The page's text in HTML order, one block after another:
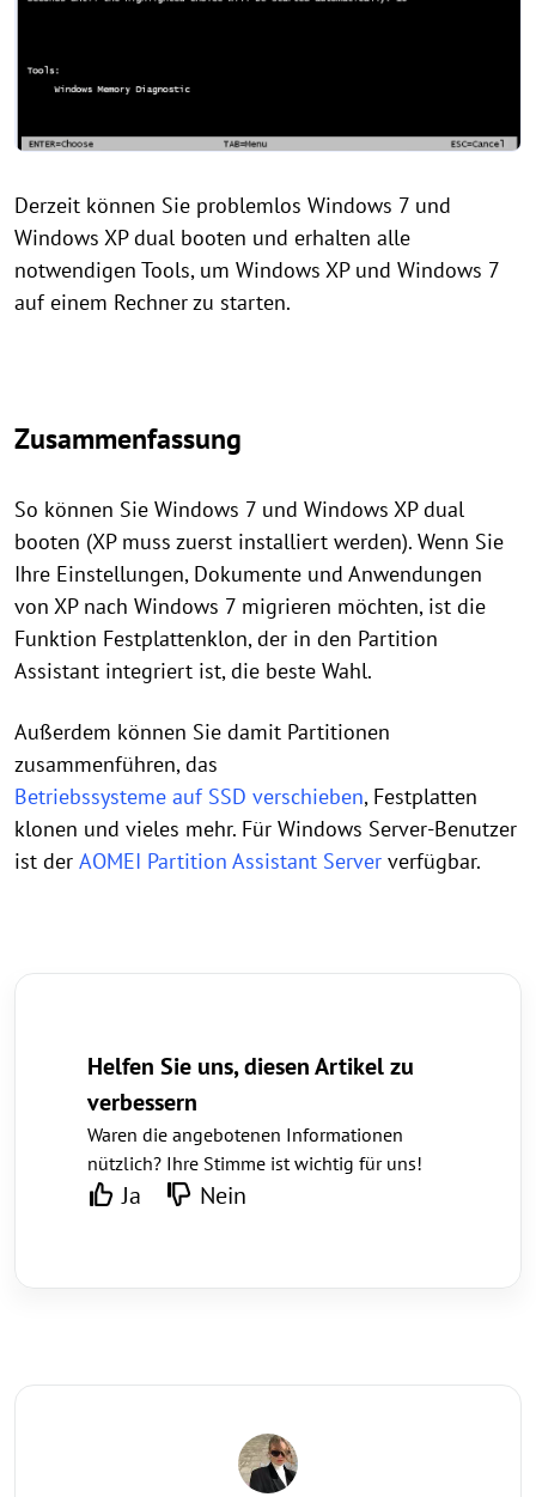
Derzeit können Sie problemlos Windows 7 und
Windows XP dual booten und erhalten alle
notwendigen Tools, um Windows XP und Windows 7
auf einem Rechner zu starten.
Zusammenfassung
So können Sie Windows 7 und Windows XP dual
booten (XP muss zuerst installiert werden). Wenn Sie
Ihre Einstellungen, Dokumente und Anwendungen
von XP nach Windows 7 migrieren möchten, ist die
Funktion Festplattenklon, der in den Partition
Assistant integriert ist, die beste Wahl.
Außerdem können Sie damit Partitionen
zusammenführen, das
Betriebssysteme auf SSD verschieben, Festplatten
klonen und vieles mehr. Für Windows Server-Benutzer
ist der AOMEI Partition Assistant Server verfügbar.
Helfen Sie uns, diesen Artikel zu
verbessern
Waren die angebotenen Informationen
nützlich? Ihre Stimme ist wichtig für uns!
Ja Nein